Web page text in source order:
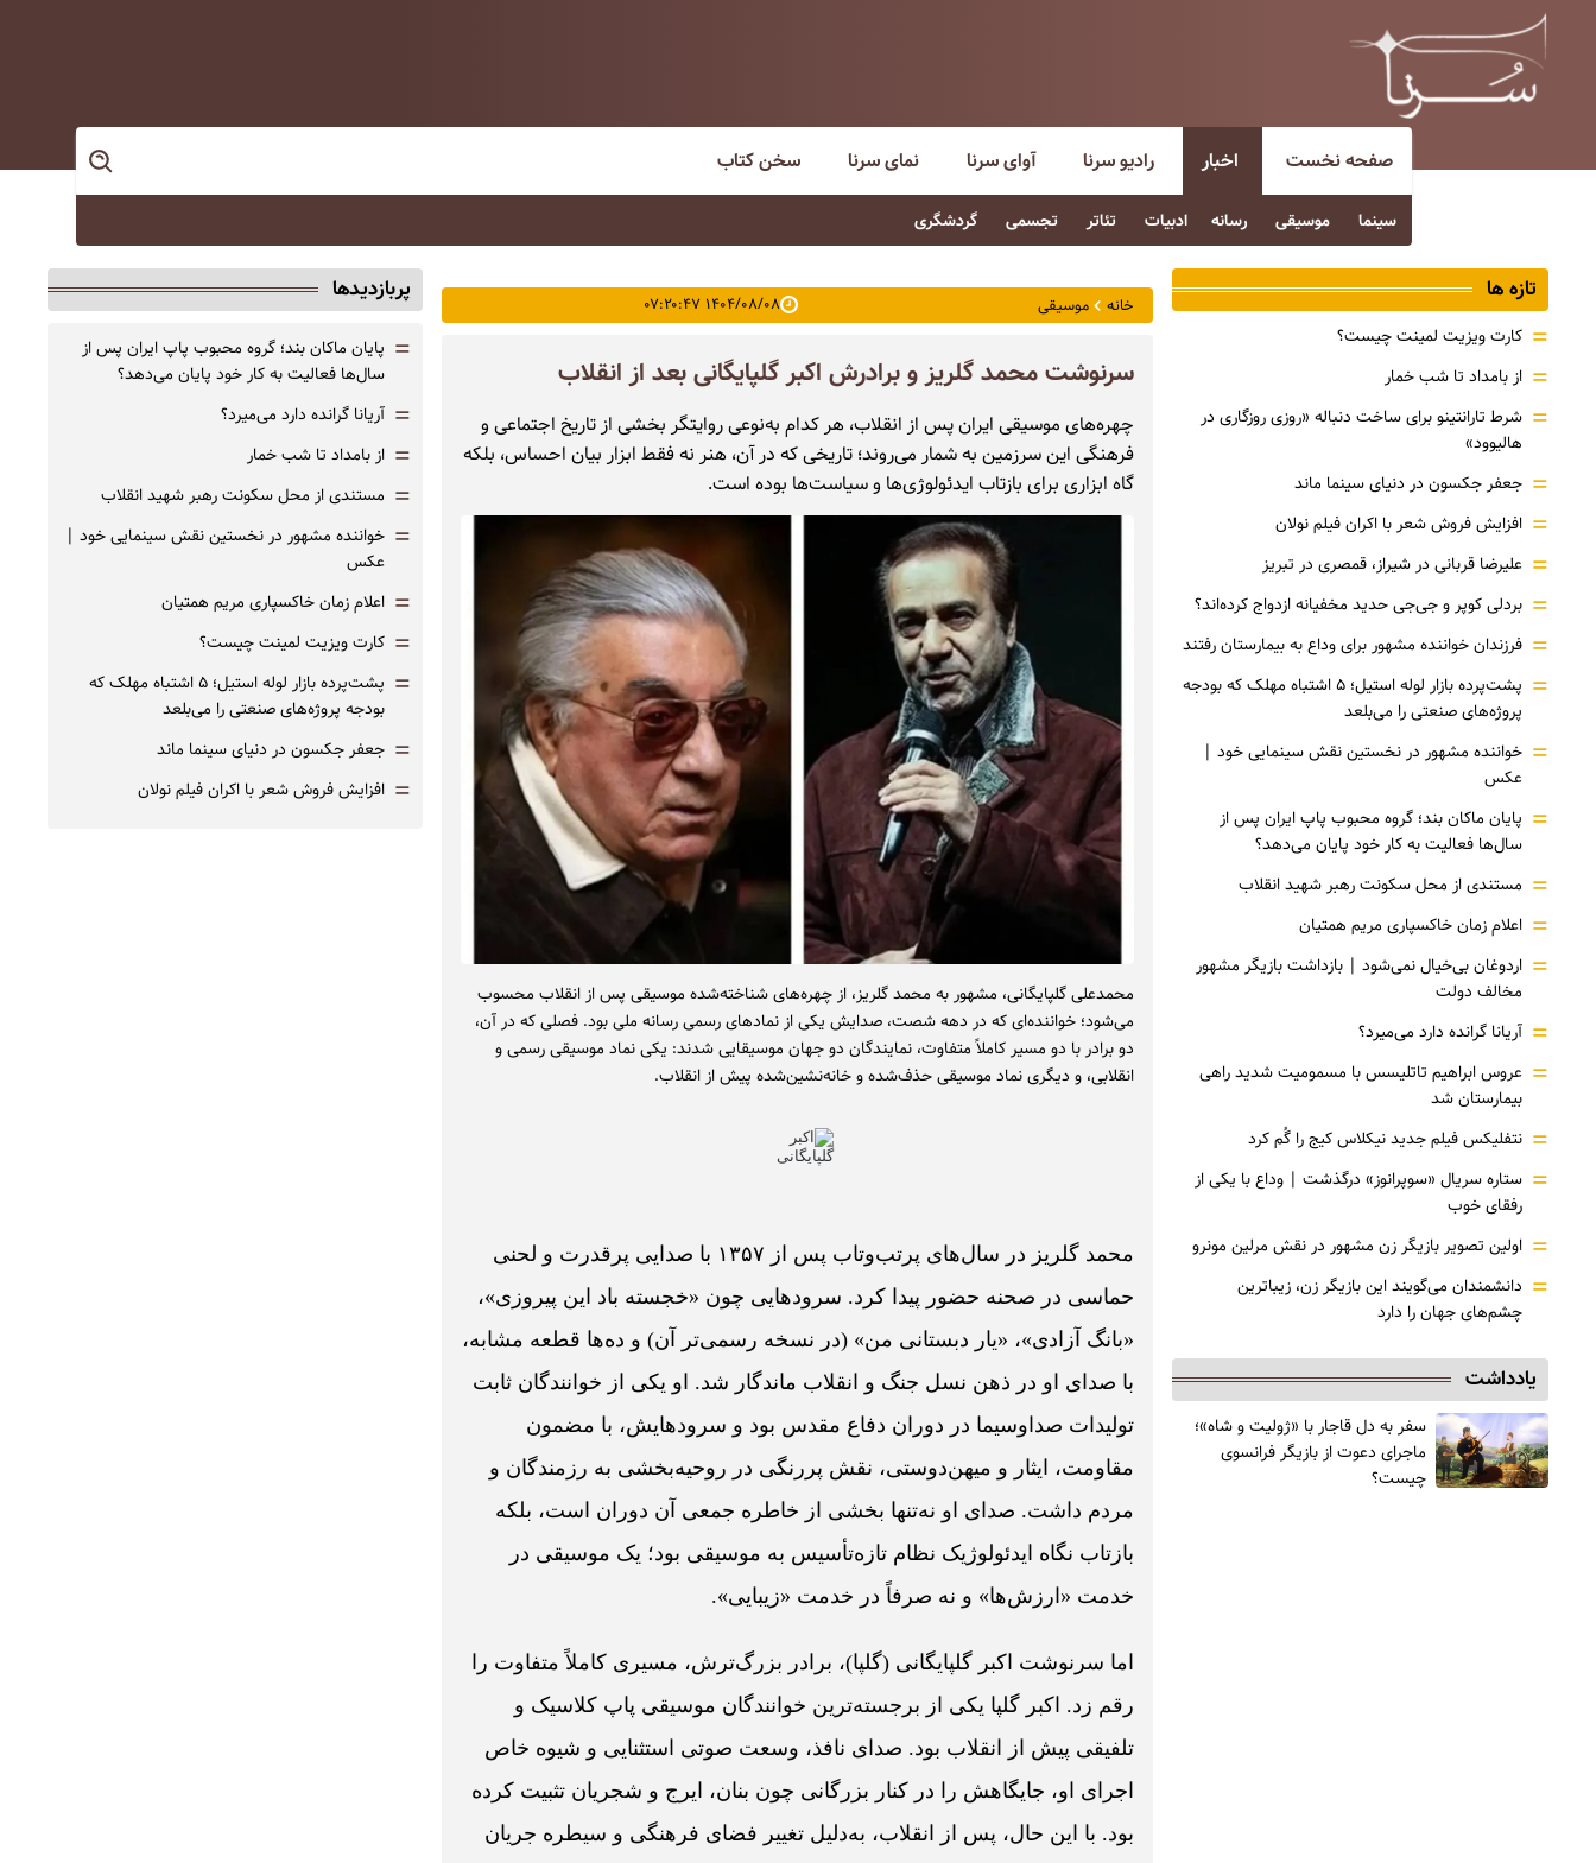
صفحه نخست اخبار
سینما موسیقی رسانه ادبیات تئاتر تجسمی گردشگری
رادیو سرنا آوای سرنا نمای سرنا سخن کتاب
خانه موسیقی ۱۴۰۴/۰۸/۰۸ ۰۷:۲۰:۴۷
سرنوشت محمد گلریز و برادرش اکبر گلپایگانی بعد از انقلاب
چهره‌های موسیقی ایران پس از انقلاب، هر کدام به‌نوعی روایتگر بخشی از تاریخ اجتماعی و
فرهنگی این سرزمین‌ به شمار می‌روند؛ تاریخی که در آن، هنر نه فقط ابزار بیان احساس، بلکه
گاه ابزاری برای بازتاب ایدئولوژی‌ها و سیاست‌ها بوده است.
محمدعلی گلپایگانی، مشهور به محمد گلریز، از چهره‌های شناخته‌شده‌ موسیقی پس از انقلاب محسوب
می‌شود؛ خواننده‌ای که در دهه‌ شصت، صدایش یکی از نمادهای رسمی رسانه ملی بود. فصلی که در آن،
دو برادر با دو مسیر کاملاً متفاوت، نمایندگان دو جهان موسیقایی شدند: یکی نماد موسیقی رسمی و
انقلابی، و دیگری نماد موسیقی حذف‌شده و خانه‌نشین‌شده‌ پیش از انقلاب.
محمد گلریز در سال‌های پرتب‌و‌تاب پس از ۱۳۵۷ با صدایی پرقدرت و لحنی
حماسی در صحنه حضور پیدا کرد. سرودهایی چون «خجسته باد این پیروزی»،
«بانگ آزادی»، «یار دبستانی من» (در نسخه رسمی‌تر آن) و ده‌ها قطعه‌ مشابه،
با صدای او در ذهن نسل جنگ و انقلاب ماندگار شد. او یکی از خوانندگان ثابت
تولیدات صداوسیما در دوران دفاع مقدس بود و سرودهایش، با مضمون
مقاومت، ایثار و میهن‌دوستی، نقش پررنگی در روحیه‌بخشی به رزمندگان و
مردم داشت. صدای او نه‌تنها بخشی از خاطره‌ جمعی آن دوران است، بلکه
بازتاب نگاه ایدئولوژیک نظام تازه‌تأسیس به موسیقی بود؛ یک موسیقی‌ در
خدمت «ارزش‌ها» و نه صرفاً در خدمت «زیبایی».
اما سرنوشت اکبر گلپایگانی (گلپا)، برادر بزرگ‌ترش، مسیری کاملاً متفاوت را
رقم زد. اکبر گلپا یکی از برجسته‌ترین خوانندگان موسیقی پاپ کلاسیک و
تلفیقی پیش از انقلاب بود. صدای نافذ، وسعت صوتی استثنایی و شیوه‌ خاص
اجرای او، جایگاهش را در کنار بزرگانی چون بنان، ایرج و شجریان تثبیت کرده
بود. با این حال، پس از انقلاب، به‌دلیل تغییر فضای فرهنگی و سیطره‌ جریان
تازه ها
= کارت ویزیت لمینت چیست؟
= از بامداد تا شب خمار
= شرط تارانتینو برای ساخت دنباله «روزی روزگاری در
هالیوود»
= جعفر جکسون در دنیای سینما ماند
= افزایش فروش شعر با اکران فیلم نولان
= علیرضا قربانی در شیراز، قمصری در تبریز
= بردلی کوپر و جی‌جی حدید مخفیانه ازدواج کرده‌اند؟
= فرزندان خواننده مشهور برای وداع به بیمارستان رفتند
=
پشت‌پرده بازار لوله استیل؛ ۵ اشتباه مهلک که بودجه
پروژه‌های صنعتی را می‌بلعد
= خواننده مشهور در نخستین نقش سینمایی خود |‌
عکس
= پایان ماکان بند؛ گروه محبوب پاپ ایران پس از
سال‌ها فعالیت به کار خود پایان می‌دهد؟
= مستندی از محل سکونت رهبر شهید انقلاب
= اعلام زمان خاکسپاری مریم همتیان
= اردوغان بی‌خیال نمی‌شود | بازداشت بازیگر مشهور
مخالف دولت
= آریانا گرانده دارد می‌میرد؟
= عروس ابراهیم تاتلیسس با مسمومیت شدید راهی
بیمارستان شد
= نتفلیکس فیلم جدید نیکلاس کیج را گُم کرد
= ستاره سریال «سوپرانوز» درگذشت | وداع با یکی از
رفقای خوب
= اولین تصویر بازیگر زن مشهور در نقش مرلین مونرو
= دانشمندان می‌گویند این بازیگر زن، زیباترین
چشم‌های جهان را دارد
یادداشت
سفر به دل قاجار با «ژولیت و شاه»؛
ماجرای دعوت از ‌بازیگر فرانسوی
چیست؟
پربازدیدها
= پایان ماکان بند؛ گروه محبوب پاپ ایران پس از
سال‌ها فعالیت به کار خود پایان می‌دهد؟
= آریانا گرانده دارد می‌میرد؟
= از بامداد تا شب خمار
= مستندی از محل سکونت رهبر شهید انقلاب
= خواننده مشهور در نخستین نقش سینمایی خود |‌
عکس
= اعلام زمان خاکسپاری مریم همتیان
= کارت ویزیت لمینت چیست؟
=
پشت‌پرده بازار لوله استیل؛ ۵ اشتباه مهلک که
بودجه پروژه‌های صنعتی را می‌بلعد
= جعفر جکسون در دنیای سینما ماند
= افزایش فروش شعر با اکران فیلم نولان